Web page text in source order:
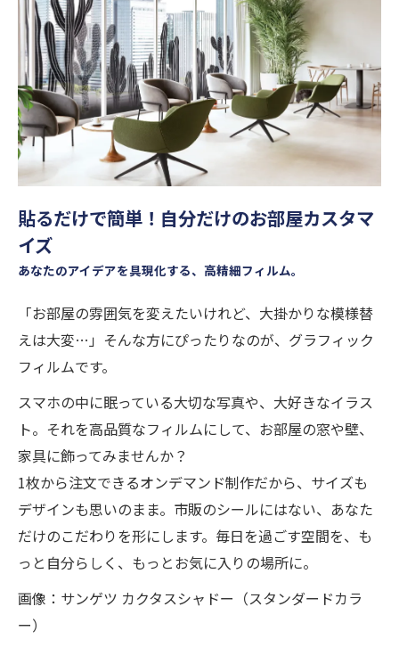
貼るだけで簡単！自分だけのお部屋カスタマ
イズ
あなたのアイデアを具現化する、高精細フィルム。
「お部屋の雰囲気を変えたいけれど、大掛かりな模様替
えは大変…」そんな方にぴったりなのが、グラフィック
フィルムです。
スマホの中に眠っている大切な写真や、大好きなイラス
ト。それを高品質なフィルムにして、お部屋の窓や壁、
家具に飾ってみませんか？
1枚から注文できるオンデマンド制作だから、サイズも
デザインも思いのまま。市販のシールにはない、あなた
だけのこだわりを形にします。毎日を過ごす空間を、も
っと自分らしく、もっとお気に入りの場所に。
画像：サンゲツ カクタスシャドー（スタンダードカラ
ー）